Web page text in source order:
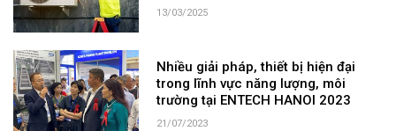
13/03/2025
Nhiều giải pháp, thiết bị hiện đại
trong lĩnh vực năng lượng, môi
trường tại ENTECH HANOI 2023
21/07/2023